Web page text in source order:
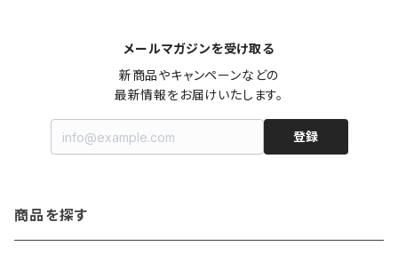
メールマガジンを受け取る
新商品やキャンペーンなどの
最新情報をお届けいたします。
登録
商品を探す